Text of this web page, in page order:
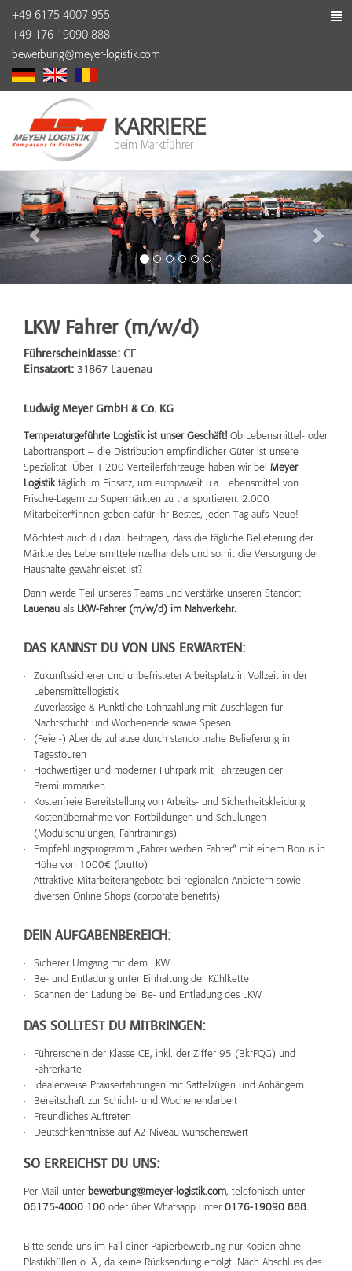
+49 6175 4007 955
+49 176 19090 888
bewerbung@meyer-logistik.com
KARRIERE
beim Marktführer
LKW Fahrer (m/w/d)
Führerscheinklasse: CE
Einsatzort: 31867 Lauenau
Ludwig Meyer GmbH & Co. KG
Temperaturgeführte Logistik ist unser Geschäft! Ob Lebensmittel- oder
Labortransport – die Distribution empfindlicher Güter ist unsere
Spezialität. Über 1.200 Verteilerfahrzeuge haben wir bei Meyer
Logistiktäglich im Einsatz, um europaweit u.a. Lebensmittel von
Frische-Lagern zu Supermärkten zu transportieren. 2.000
Mitarbeiter*innen geben dafür ihr Bestes, jeden Tag aufs Neue!
Möchtest auch du dazu beitragen, dass die tägliche Belieferung der
Märkte des Lebensmitteleinzelhandels und somit die Versorgung der
Haushalte gewährleistet ist?
Dann werde Teil unseres Teams und verstärke unseren Standort
Lauenau als LKW-Fahrer (m/w/d) im Nahverkehr.
DAS KANNST DU VON UNS ERWARTEN:
Zukunftssicherer und unbefristeter Arbeitsplatz in Vollzeit in der
Lebensmittellogistik
Zuverlässige & Pünktliche Lohnzahlung mit Zuschlägen für
Nachtschicht und Wochenende sowie Spesen
(Feier-) Abende zuhause durch standortnahe Belieferung in
Tagestouren
Hochwertiger und moderner Fuhrpark mit Fahrzeugen der
Premiummarken
Kostenfreie Bereitstellung von Arbeits- und Sicherheitskleidung
Kostenübernahme von Fortbildungen und Schulungen
(Modulschulungen, Fahrtrainings)
Empfehlungsprogramm „Fahrer werben Fahrer“ mit einem Bonus in
Höhe von 1000€ (brutto)
Attraktive Mitarbeiterangebote bei regionalen Anbietern sowie
diversen Online Shops (corporate benefits)
DEIN AUFGABENBEREICH:
Sicherer Umgang mit dem LKW
Be- und Entladung unter Einhaltung der Kühlkette
Scannen der Ladung bei Be- und Entladung des LKW
DAS SOLLTEST DU MITBRINGEN:
Führerschein der Klasse CE, inkl. der Ziffer 95 (BkrFQG) und
Fahrerkarte
Idealerweise Praxiserfahrungen mit Sattelzügen und Anhängern
Bereitschaft zur Schicht- und Wochenendarbeit
Freundliches Auftreten
Deutschkenntnisse auf A2 Niveau wünschenswert
SO ERREICHST DU UNS:
Per Mail unter bewerbung@meyer-logistik.com, telefonisch unter
06175-4000 100 oder über Whatsapp unter 0176-19090 888.
Bitte sende uns im Fall einer Papierbewerbung nur Kopien ohne
Plastikhüllen o. Ä., da keine Rücksendung erfolgt. Nach Abschluss des